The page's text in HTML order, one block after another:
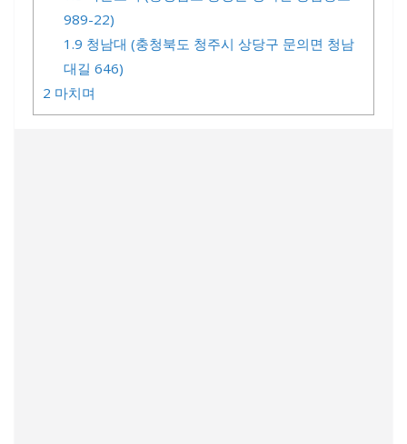
989-22)
1.9 청남대 (충청북도 청주시 상당구 문의면 청남
대길 646)
2 마치며